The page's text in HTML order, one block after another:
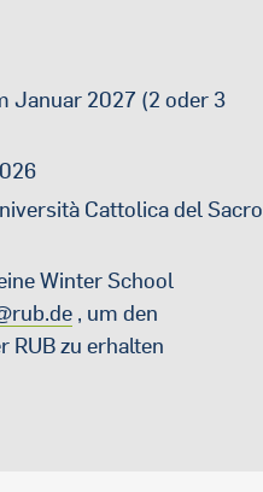
Januar 2027 (2 oder 3
Cattolica del Sacro
Winter School
, um den
RUB zu erhalten